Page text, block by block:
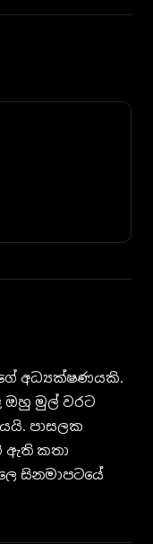
අධ්‍යක්ෂණයකි.
ඔහු මුල් වරට
පාසලක
ඇති කතා
සිනමාපටයේ
කුමාර